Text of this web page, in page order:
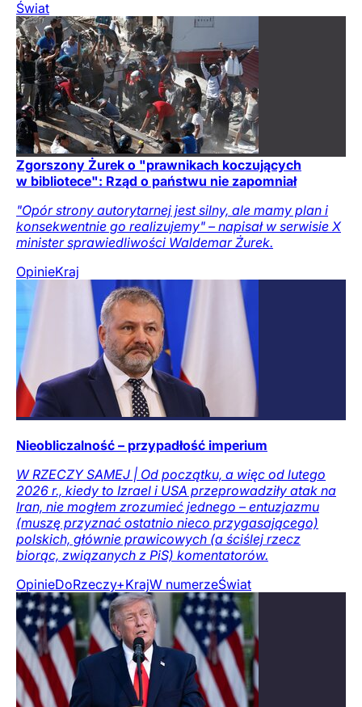
Świat
Zgorszony Żurek o "prawnikach koczujących
w bibliotece": Rząd o państwu nie zapomniał
"Opór strony autorytarnej jest silny, ale mamy plan i
konsekwentnie go realizujemy" – napisał w serwisie X
minister sprawiedliwości Waldemar Żurek.
OpinieKraj
Nieobliczalność – przypadłość imperium
W RZECZY SAMEJ | Od początku, a więc od lutego
2026 r., kiedy to Izrael i USA przeprowadziły atak na
Iran, nie mogłem zrozumieć jednego – entuzjazmu
(muszę przyznać ostatnio nieco przygasającego)
polskich, głównie prawicowych (a ściślej rzecz
biorąc, związanych z PiS) komentatorów.
OpinieDoRzeczy+KrajW numerzeŚwiat